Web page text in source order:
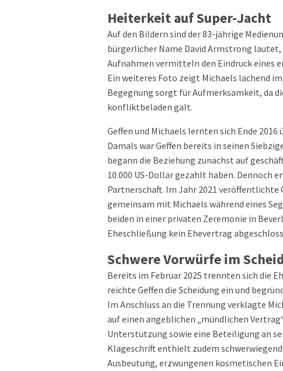
Heiterkeit auf Super-Jacht
Auf den Bildern sind der 83-jährige
bürgerlicher Name David Armstrong lautet,
Aufnahmen vermitteln den Eindruck eines
Ein weiteres Foto zeigt Michaels lachend
Begegnung sorgt für Aufmerksamkeit, da
konfliktbeladen galt.
Geffen und Michaels lernten sich Ende
Damals war Geffen bereits in seinen
begann die Beziehung zunächst auf
10.000 US-Dollar gezahlt haben. Dennoch
Partnerschaft. Im Jahr 2021 veröffentlichte
gemeinsam mit Michaels während eines
beiden in einer privaten Zeremonie in
Eheschließung kein Ehevertrag
Schwere Vorwürfe im
Bereits im Februar 2025 trennten sich die
reichte Geffen die Scheidung ein und
Im Anschluss an die Trennung verklagte
auf einen angeblichen „mündlichen
Unterstützung sowie eine Beteiligung an
Klageschrift enthielt zudem
Ausbeutung, erzwungenen kosmetischen